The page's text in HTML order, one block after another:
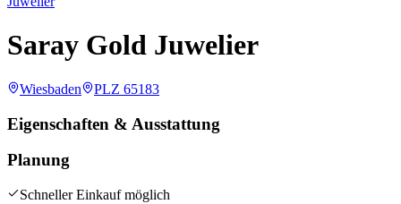
Saray Gold Juwelier
Wiesbaden PLZ 65183
Eigenschaften & Ausstattung
Planung
Schneller Einkauf möglich